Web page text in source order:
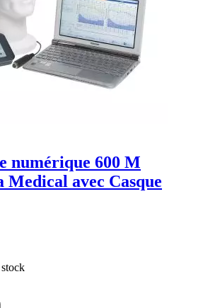
numérique 600 M
Medical avec Casque